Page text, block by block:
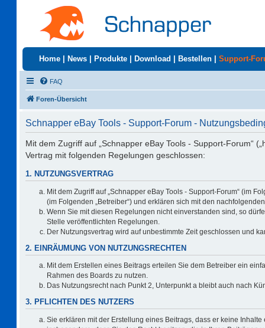
Home News Produkte Download Bestellen Support-
FAQ
Foren-Übersicht
Schnapper eBay Tools - Support-Forum -
Mit dem Zugriff auf „Schnapper eBay Tools - Support-Forum“
Vertrag mit folgenden Regelungen geschlossen:
1. NUTZUNGSVERTRAG
Mit dem Zugriff auf „Schnapper eBay Tools - Support-Forum“ (im
(im Folgenden „Betreiber“) und erklären sich mit den
Wenn Sie mit diesen Regelungen nicht einverstanden sind, so
Stelle veröffentlichten Regelungen.
Der Nutzungsvertrag wird auf unbestimmte Zeit geschlossen und
2. EINRÄUMUNG VON NUTZUNGSRECHTEN
Mit dem Erstellen eines Beitrags erteilen Sie dem Betreiber ein
Rahmen des Boards zu nutzen.
Das Nutzungsrecht nach Punkt 2, Unterpunkt a bleibt auch nach
3. PFLICHTEN DES NUTZERS
Sie erklären mit der Erstellung eines Beitrags, dass er keine